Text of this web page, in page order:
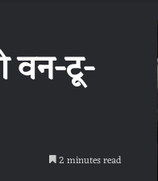
वन-टू-
2 minutes read